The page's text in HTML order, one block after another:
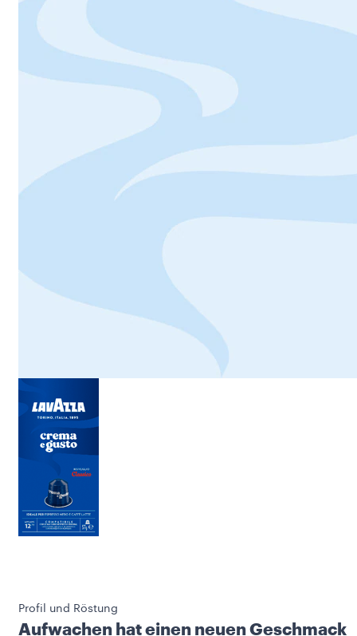
Profil und Röstung
Aufwachen hat einen neuen Geschmack